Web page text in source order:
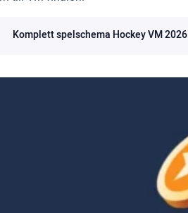
Komplett spelschema Hockey VM 2026